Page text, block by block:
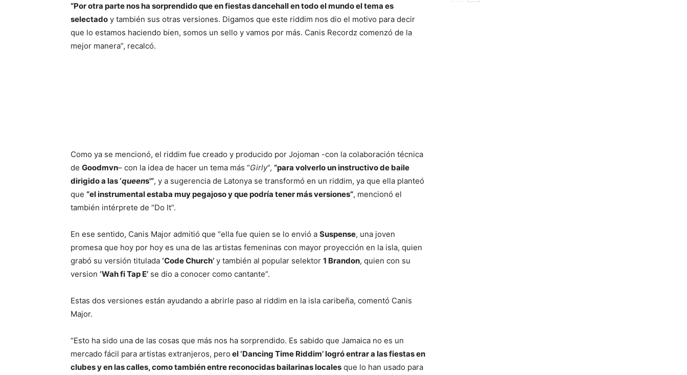
“Por otra parte nos ha sorprendido que en fiestas dancehall en todo el mundo el tema es
selectado y también sus otras versiones. Digamos que este riddim nos dio el motivo para decir
que lo estamos haciendo bien, somos un sello y vamos por más. Canis Recordz comenzó de la
mejor manera”, recalcó.
Como ya se mencionó, el riddim fue creado y producido por Jojoman -con la colaboración técnica
de Goodmvn– con la idea de hacer un tema más “Girly“, “para volverlo un instructivo de baile
dirigido a las ‘queens'”, y a sugerencia de Latonya se transformó en un riddim, ya que ella planteó
que “el instrumental estaba muy pegajoso y que podría tener más versiones”, mencionó el
también intérprete de “Do It”.
En ese sentido, Canis Major admitió que “ella fue quien se lo envió a Suspense, una joven
promesa que hoy por hoy es una de las artistas femeninas con mayor proyección en la isla, quien
grabó su versión titulada ‘Code Church’ y también al popular selektor 1 Brandon, quien con su
version ‘Wah fi Tap E’ se dio a conocer como cantante”.
Estas dos versiones están ayudando a abrirle paso al riddim en la isla caribeña, comentó Canis
Major.
“Esto ha sido una de las cosas que más nos ha sorprendido. Es sabido que Jamaica no es un
mercado fácil para artistas extranjeros, pero el ‘Dancing Time Riddim’ logró entrar a las fiestas en
clubes y en las calles, como también entre reconocidas bailarinas locales que lo han usado para